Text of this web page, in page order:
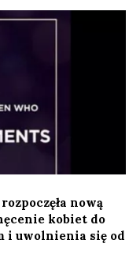
nową
kobiet do
i uwolnienia się od